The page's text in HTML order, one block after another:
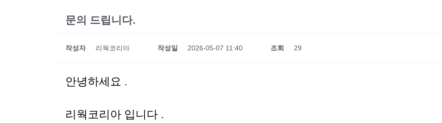
문의 드립니다.
작성자 리웍코리아 작성일 2026-05-07 11:40 조회 29
안녕하세요 .
리웍코리아 입니다 .